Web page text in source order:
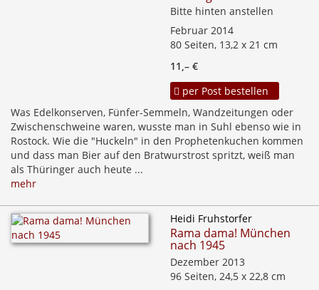
Bitte hinten anstellen
Februar 2014
80 Seiten, 13,2 x 21 cm
11,– €
per Post bestellen
Was Edelkonserven, Fünfer-Semmeln, Wandzeitungen oder
Zwischenschweine waren, wusste man in Suhl ebenso wie in
Rostock. Wie die "Huckeln" in den Prophetenkuchen kommen
und dass man Bier auf den Bratwurstrost spritzt, weiß man
als Thüringer auch heute ...
mehr
Heidi Fruhstorfer
Rama dama! München
nach 1945
Dezember 2013
96 Seiten, 24,5 x 22,8 cm